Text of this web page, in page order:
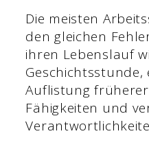
Die meisten
den gleichen
ihren Lebenslauf
Geschichtsstunde,
Auflistung
Fähigkeiten und